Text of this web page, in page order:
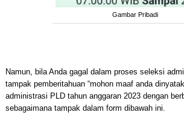
Gambar Pribadi
Namun, bila Anda gagal dalam proses seleksi
tampak pemberitahuan “mohon maaf anda
administrasi PLD tahun anggaran 2023 dengan
sebagaimana tampak dalam form dibawah ini.